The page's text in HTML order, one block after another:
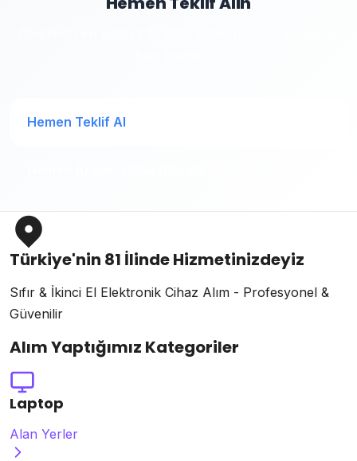
Hemen Teklif Al
Türkiye'nin 81 İlinde Hizmetinizdeyiz
Sıfır & İkinci El Elektronik Cihaz Alım - Profesyonel &
Güvenilir
Alım Yaptığımız Kategoriler
Laptop
Alan Yerler